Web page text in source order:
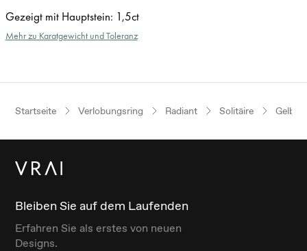
Gezeigt mit Hauptstein: 1,5ct
Mehr zu Karatgewicht und Toleranz
Startseite Verlobungsring Radiant Solitäire
Bleiben Sie auf dem Laufenden
Erfahren Sie als erstes von neuen
Designs.